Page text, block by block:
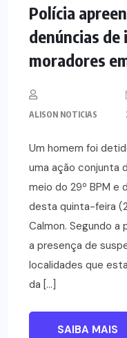
Polícia
denúncias
moradores
ALISON NOTICIAS
Um homem foi
uma ação conjunta
meio do 29º BPM e
desta quinta-feira
Calmon. Segundo a
a presença de
localidades que
da […]
SAIBA MAIS